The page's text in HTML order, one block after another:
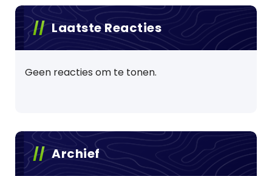
Laatste Reacties
Geen reacties om te tonen.
Archief